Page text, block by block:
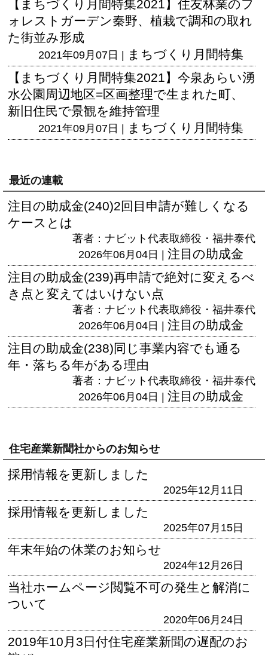
【まちづくり月間特集2021】住友林業のフ
ォレストガーデン秦野、植栽で調和の取れ
た街並み形成
2021年09月07日 | まちづくり月間特集
【まちづくり月間特集2021】今泉あらい湧
水公園周辺地区=区画整理で生まれた町、
新旧住民で景観を維持管理
2021年09月07日 | まちづくり月間特集
最近の連載
注目の助成金(240)2回目申請が難しくなる
ケースとは
著者：ナビット代表取締役・福井泰代
2026年06月04日 | 注目の助成金
注目の助成金(239)再申請で絶対に変えるべ
き点と変えてはいけない点
著者：ナビット代表取締役・福井泰代
2026年06月04日 | 注目の助成金
注目の助成金(238)同じ事業内容でも通る
年・落ちる年がある理由
著者：ナビット代表取締役・福井泰代
2026年06月04日 | 注目の助成金
住宅産業新聞社からのお知らせ
採用情報を更新しました
2025年12月11日
採用情報を更新しました
2025年07月15日
年末年始の休業のお知らせ
2024年12月26日
当社ホームページ閲覧不可の発生と解消に
ついて
2020年06月24日
2019年10月3日付住宅産業新聞の遅配のお